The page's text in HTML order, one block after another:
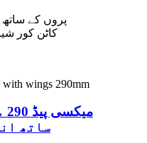
پروں کے ساتھ
100٪ کاٹن کور
ساتھ